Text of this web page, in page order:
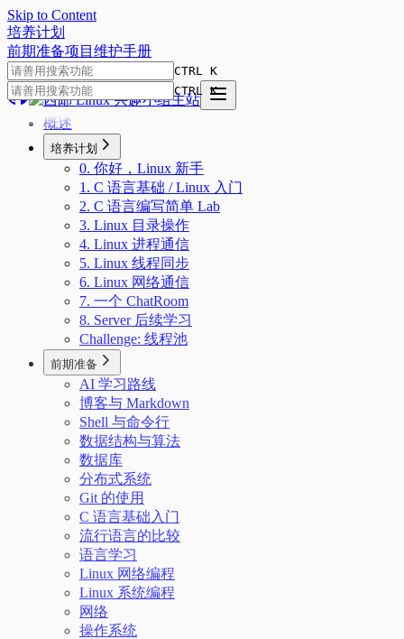
Skip to Content
培养计划
前期准备项目 维护手册
CTRL K
CTRL K
概述
培养计划
0. 你好，Linux 新手
1. C 语言基础 / Linux 入门
2. C 语言编写简单 Lab
3. Linux 目录操作
4. Linux 进程通信
5. Linux 线程同步
6. Linux 网络通信
7. 一个 ChatRoom
8. Server 后续学习
Challenge: 线程池
前期准备
AI 学习路线
博客与 Markdown
Shell 与命令行
数据结构与算法
数据库
分布式系统
Git 的使用
C 语言基础入门
流行语言的比较
语言学习
Linux 网络编程
Linux 系统编程
网络
操作系统